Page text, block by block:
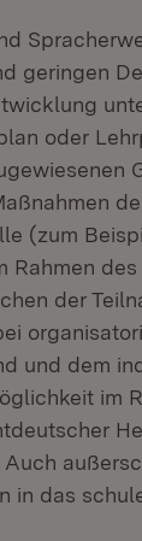
geringen
oder
(zum
der
und dem
im
in das